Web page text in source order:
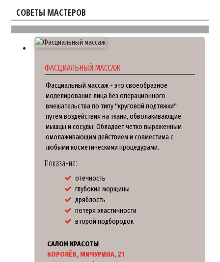
СОВЕТЫ МАСТЕРОВ
ФАСЦИАЛЬНЫЙ МАССАЖ
Фасциальный массаж - это своеобразное
моделирование лица без операционного
вмешательства по типу "круговой подтяжки"
путем воздействия на ткани, обволакивающие
мышцы и сосуды. Обладает четко выраженным
омолаживающим действием и совместима с
любыми косметическими процедурами.
Показания:
отечность
глубокие морщины
дряблость
потеря эластичности
второй подбородок
САЛОН КРАСОТЫ
КОРОЛЁВ, МИЧУРИНА, 21